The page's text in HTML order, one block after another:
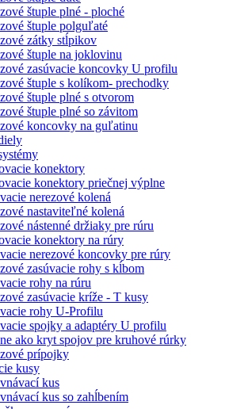
štuple plné - ploché
štuple polguľaté
zátky stĺpikov
štuple na joklovinu
zasúvacie koncovky U profilu
štuple s kolíkom- prechodky
štuple plné s otvorom
štuple plné so závitom
koncovky na guľatinu
konektory
konektory priečnej výplne
nerezové kolená
nastaviteľné kolená
nástenné držiaky pre rúru
konektory na rúry
nerezové koncovky pre rúry
zasúvacie rohy s kĺbom
rohy na rúru
zasúvacie kríže - T kusy
rohy U-Profilu
spojky a adaptéry U profilu
ako kryt spojov pre kruhové rúrky
prípojky
kusy
kus
kus so zahĺbením